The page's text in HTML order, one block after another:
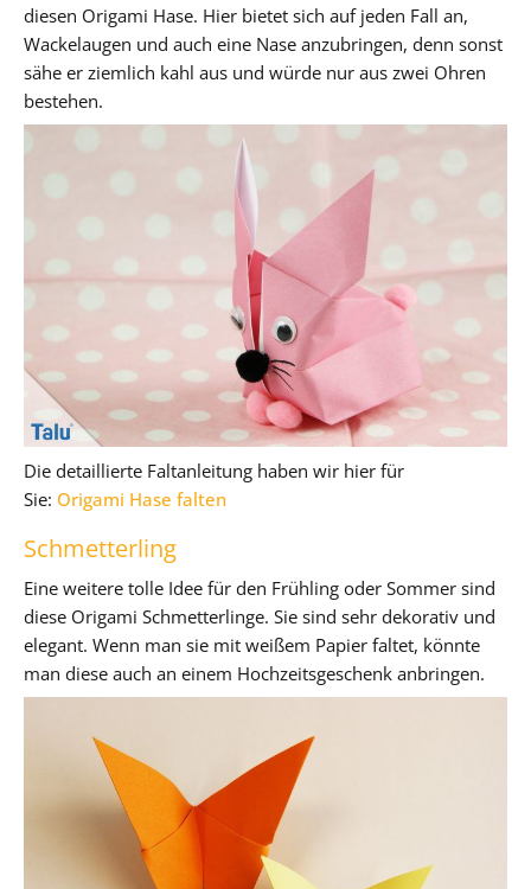
diesen Origami Hase. Hier bietet sich auf jeden Fall an,
Wackelaugen und auch eine Nase anzubringen, denn sonst
sähe er ziemlich kahl aus und würde nur aus zwei Ohren
bestehen.
Die detaillierte Faltanleitung haben wir hier für
Sie: Origami Hase falten
Schmetterling
Eine weitere tolle Idee für den Frühling oder Sommer sind
diese Origami Schmetterlinge. Sie sind sehr dekorativ und
elegant. Wenn man sie mit weißem Papier faltet, könnte
man diese auch an einem Hochzeitsgeschenk anbringen.